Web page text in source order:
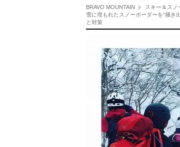
BRAVO MOUNTAIN
スキー＆スノ
雪に埋もれたスノーボーダーを“掻
と対策